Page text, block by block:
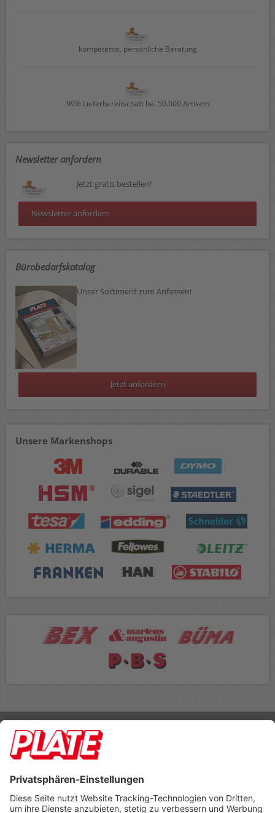
kompetente, persönliche Beratung
99% Lieferbereitschaft bei 50.000 Artikeln
Newsletter anfordern
Jetzt gratis bestellen!
Newsletter anfordern
Bürobedarfskatalog
Unser Sortiment zum Anfassen!
Jetzt anfordern
Unsere Markenshops
Rufen Sie uns an 04298 401-0
Lieferbedingungen Impressum
Footer anzeigen
PLATE Büromaterial Vertriebs GmbH